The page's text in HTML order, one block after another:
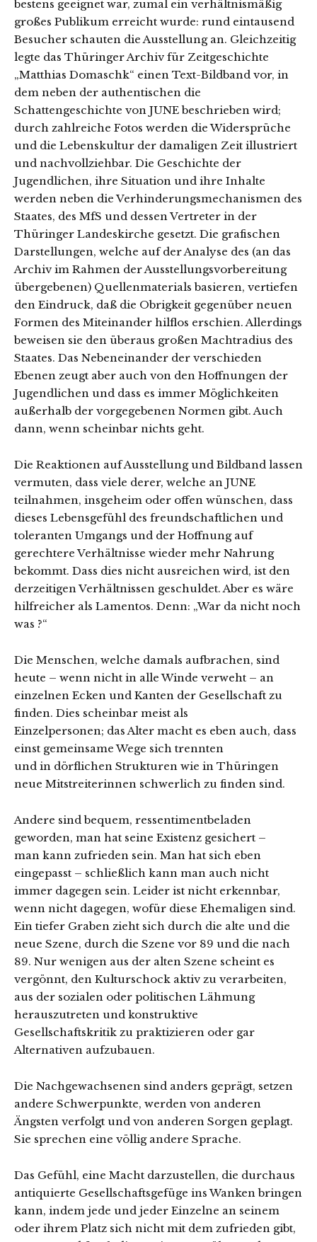
bestens geeignet war, zumal ein verhältnismäßig
großes Publikum erreicht wurde: rund eintausend
Besucher schauten die Ausstellung an. Gleichzeitig
legte das Thüringer Archiv für Zeitgeschichte
„Matthias Domaschk“ einen Text-Bildband vor, in
dem neben der authentischen die
Schattengeschichte von JUNE beschrieben wird;
durch zahlreiche Fotos werden die Widersprüche
und die Lebenskultur der damaligen Zeit illustriert
und nachvollziehbar. Die Geschichte der
Jugendlichen, ihre Situation und ihre Inhalte
werden neben die Verhinderungsmechanismen des
Staates, des MfS und dessen Vertreter in der
Thüringer Landeskirche gesetzt. Die grafischen
Darstellungen, welche auf der Analyse des (an das
Archiv im Rahmen der Ausstellungsvorbereitung
übergebenen) Quellenmaterials basieren, vertiefen
den Eindruck, daß die Obrigkeit gegenüber neuen
Formen des Miteinander hilflos erschien. Allerdings
beweisen sie den überaus großen Machtradius des
Staates. Das Nebeneinander der verschieden
Ebenen zeugt aber auch von den Hoffnungen der
Jugendlichen und dass es immer Möglichkeiten
außerhalb der vorgegebenen Normen gibt. Auch
dann, wenn scheinbar nichts geht.
Die Reaktionen auf Ausstellung und Bildband lassen
vermuten, dass viele derer, welche an JUNE
teilnahmen, insgeheim oder offen wünschen, dass
dieses Lebensgefühl des freundschaftlichen und
toleranten Umgangs und der Hoffnung auf
gerechtere Verhältnisse wieder mehr Nahrung
bekommt. Dass dies nicht ausreichen wird, ist den
derzeitigen Verhältnissen geschuldet. Aber es wäre
hilfreicher als Lamentos. Denn: „War da nicht noch
was ?“
Die Menschen, welche damals aufbrachen, sind
heute – wenn nicht in alle Winde verweht – an
einzelnen Ecken und Kanten der Gesellschaft zu
finden. Dies scheinbar meist als
Einzelpersonen; das Alter macht es eben auch, dass
einst gemeinsame Wege sich trennten
und in dörflichen Strukturen wie in Thüringen
neue Mitstreiterinnen schwerlich zu finden sind.
Andere sind bequem, ressentimentbeladen
geworden, man hat seine Existenz gesichert –
man kann zufrieden sein. Man hat sich eben
eingepasst – schließlich kann man auch nicht
immer dagegen sein. Leider ist nicht erkennbar,
wenn nicht dagegen, wofür diese Ehemaligen sind.
Ein tiefer Graben zieht sich durch die alte und die
neue Szene, durch die Szene vor 89 und die nach
89. Nur wenigen aus der alten Szene scheint es
vergönnt, den Kulturschock aktiv zu verarbeiten,
aus der sozialen oder politischen Lähmung
herauszutreten und konstruktive
Gesellschaftskritik zu praktizieren oder gar
Alternativen aufzubauen.
Die Nachgewachsenen sind anders geprägt, setzen
andere Schwerpunkte, werden von anderen
Ängsten verfolgt und von anderen Sorgen geplagt.
Sie sprechen eine völlig andere Sprache.
Das Gefühl, eine Macht darzustellen, die durchaus
antiquierte Gesellschaftsgefüge ins Wanken bringen
kann, indem jede und jeder Einzelne an seinem
oder ihrem Platz sich nicht mit dem zufrieden gibt,